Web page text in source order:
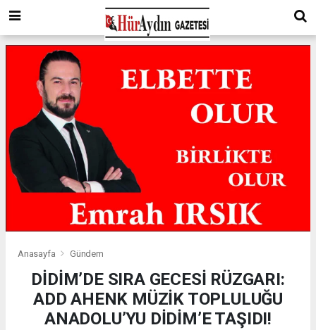
Anasayfa Gündem
DİDİM’DE SIRA GECESİ RÜZGARI:
ADD AHENK MÜZİK TOPLULUĞU
ANADOLU’YU DİDİM’E TAŞIDI!